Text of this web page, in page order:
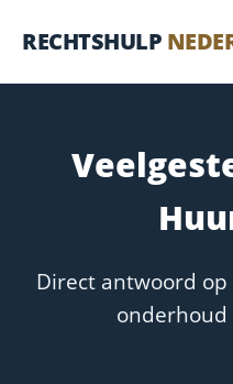
RECHTSHULP
Direct antwoord